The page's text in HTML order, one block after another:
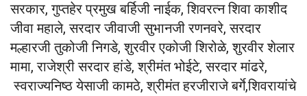
सरकार, गुप्तहेर प्रमुख बर्हिजी नाईक, शिवरत्न शिवा काशीद
जीवा महाले, सरदार जीवाजी सुभानजी रणनवरे, सरदार
मल्हारजी तुकोजी निगडे, शुरवीर एकोजी शिरोळे, शुरवीर शेलार
मामा, राजेश्री सरदार हांडे, श्रीमंत भोईटे, सरदार मांढरे,
स्वराज्यनिष्ठ येसाजी कामठे, श्रीमंत हरजीराजे बर्गे,शिवरायांचे